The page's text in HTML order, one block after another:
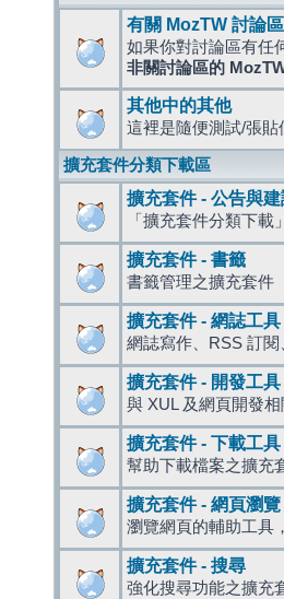
有關 MozTW 討論區
如果你對討論區有任
非關討論區的
其他中的其他
這裡是隨便測試/張
擴充套件分類下載區
擴充套件 - 公告與建
「擴充套件分類下
擴充套件 - 書籤
書籤管理之擴充套件
擴充套件 - 網誌工具
網誌寫作、RSS 訂
擴充套件 - 開發工具
與 XUL 及網頁開發
擴充套件 - 下載工具
幫助下載檔案之擴充
擴充套件 - 網頁瀏覽
瀏覽網頁的輔助工具
擴充套件 - 搜尋
強化搜尋功能之擴充